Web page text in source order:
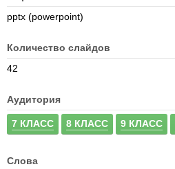
pptx (powerpoint)
Количество слайдов
42
Аудитория
7 КЛАСС 8 КЛАСС 9 КЛАСС
Слова